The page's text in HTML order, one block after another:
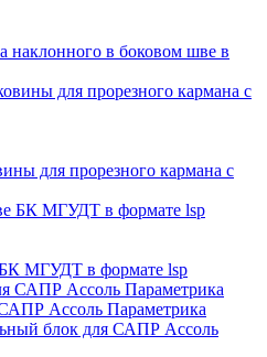
наклонного в боковом шве в
для прорезного кармана с
БК МГУДТ в формате lsp
Ассоль Параметрика